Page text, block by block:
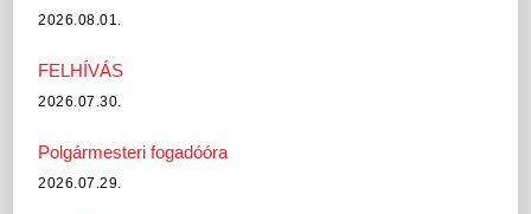
2026.08.01.
FELHÍVÁS
2026.07.30.
Polgármesteri fogadóóra
2026.07.29.